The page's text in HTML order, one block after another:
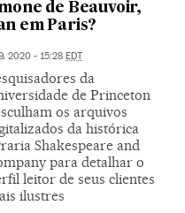
de Beauvoir,
em Paris?
2020 - 15:28 EDT
da
de Princeton
os arquivos
da histórica
Shakespeare and
para detalhar o
leitor de seus clientes
ilustres